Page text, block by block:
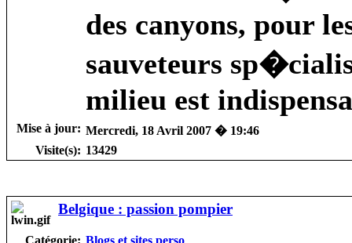
des canyons, pour
sauveteurs
milieu est
Mise à jour: Mercredi, 18 Avril 2007 � 19:46
Visite(s): 13429
Belgique : passion pompier
Catégorie: Blogs et sites perso